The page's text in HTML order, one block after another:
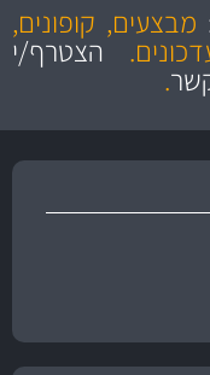
איכותי
מבצעים, קופונים,
הצטרף/י
.